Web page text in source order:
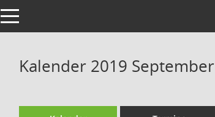
Toggle navigation
Kalender 2019 September